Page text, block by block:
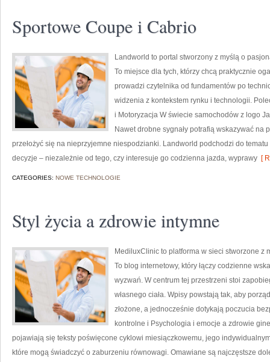
Sportowe Coupe i Cabrio
Landworld to portal stworzony z myślą o
To miejsce dla tych, którzy chcą praktycznie
prowadzi czytelnika od fundamentów po
widzenia z kontekstem rynku i technologii.
i Motoryzacja W świecie samochodów z logo
Nawet drobne sygnały potrafią wskazywać na
przełożyć się na nieprzyjemne niespodzianki. Landworld podchodzi do
decyzje – niezależnie od tego, czy interesuje go codzienna jazda, wyprawy [
CATEGORIES: NOWE TECHNOLOGIE
Styl życia a zdrowie intymne
MediluxClinic to platforma w sieci stworzone z
To blog internetowy, który łączy codzienne
wyzwań. W centrum tej przestrzeni stoi
własnego ciała. Wpisy powstają tak, aby
złożone, a jednocześnie dotykają poczucia
kontrolne i Psychologia i emocje a zdrowie
pojawiają się teksty poświęcone cyklowi miesiączkowemu, jego
które mogą świadczyć o zaburzeniu równowagi. Omawiane są najczęstsze